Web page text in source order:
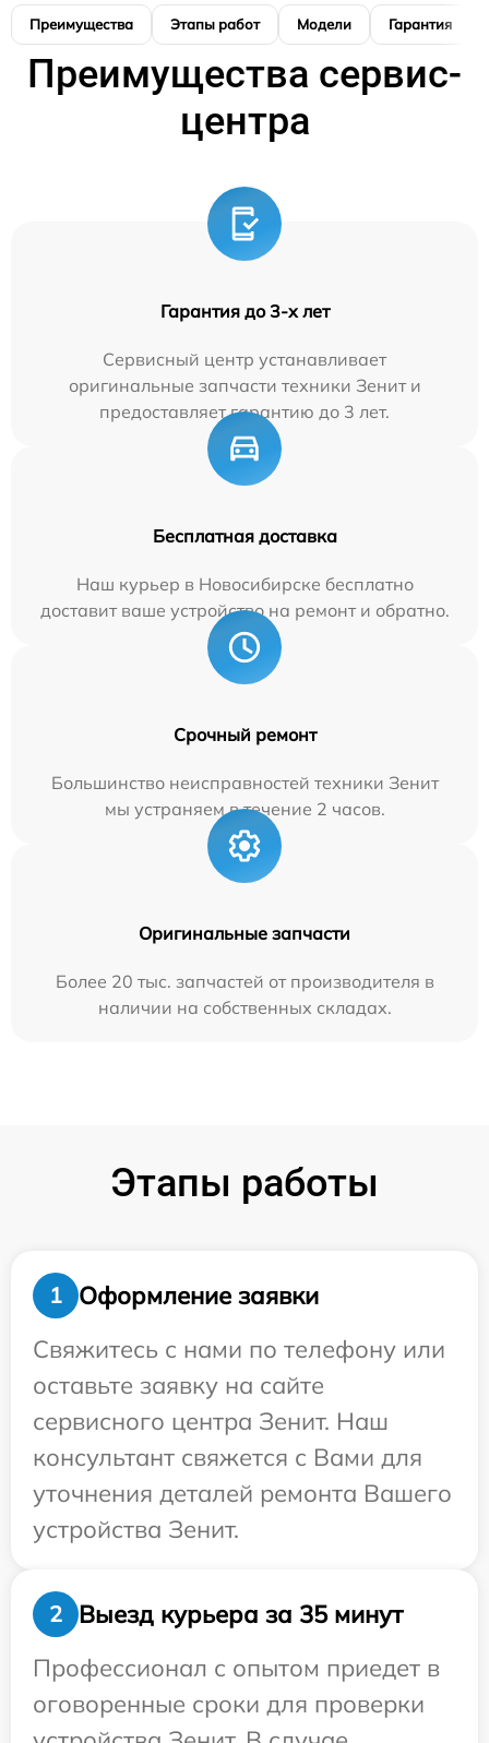
Преимущества Этапы работ Модели Гарантия
Преимущества сервис-
центра
Гарантия до 3-х лет
Сервисный центр устанавливает
оригинальные запчасти техники Зенит и
предоставляет гарантию до 3 лет.
Бесплатная доставка
Наш курьер в Новосибирске бесплатно
доставит ваше устройство на ремонт и обратно.
Срочный ремонт
Большинство неисправностей техники Зенит
мы устраняем в течение 2 часов.
Оригинальные запчасти
Более 20 тыс. запчастей от производителя в
наличии на собственных складах.
Этапы работы
1
Оформление заявки
Свяжитесь с нами по телефону или
оставьте заявку на сайте
сервисного центра Зенит. Наш
консультант свяжется с Вами для
уточнения деталей ремонта Вашего
устройства Зенит.
2
Выезд курьера за 35 минут
Профессионал с опытом приедет в
оговоренные сроки для проверки